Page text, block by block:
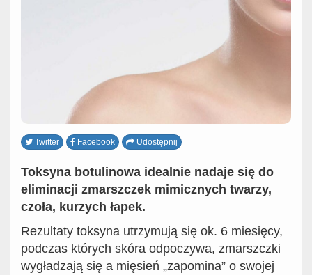
Twitter Facebook Udostępnij
Toksyna botulinowa idealnie nadaje się do
eliminacji zmarszczek mimicznych twarzy,
czoła, kurzych łapek.
Rezultaty toksyna utrzymują się ok. 6 miesięcy,
podczas których skóra odpoczywa, zmarszczki
wygładzają się a mięsień „zapomina” o swojej